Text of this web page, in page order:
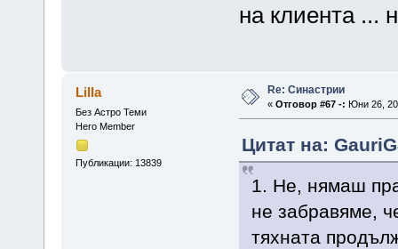
на клиента ...
Lilla
Без Астро Теми
Hero Member
Публикации: 13839
Re: Синастрии
« Отговор #67 -: Юни 26,
Цитат на:
1. Не, нямаш
не забравяме,
тяхната